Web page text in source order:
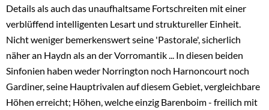
Details als auch das unaufhaltsame Fortschreiten mit einer
verblüffend intelligenten Lesart und struktureller Einheit.
Nicht weniger bemerkenswert seine 'Pastorale', sicherlich
näher an Haydn als an der Vorromantik ... In diesen beiden
Sinfonien haben weder Norrington noch Harnoncourt noch
Gardiner, seine Hauptrivalen auf diesem Gebiet, vergleichbare
Höhen erreicht; Höhen, welche einzig Barenboim - freilich mit